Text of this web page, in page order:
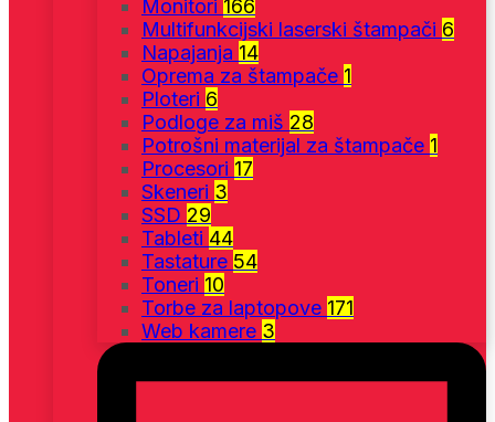
Monitori 166
Multifunkcijski laserski štampači 6
Napajanja 14
Oprema za štampače 1
Ploteri 6
Podloge za miš 28
Potrošni materijal za štampače 1
Procesori 17
Skeneri 3
SSD 29
Tableti 44
Tastature 54
Toneri 10
Torbe za laptopove 171
Web kamere 3